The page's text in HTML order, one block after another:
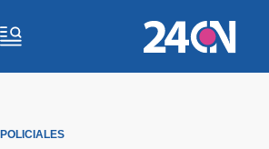
POLICIALES